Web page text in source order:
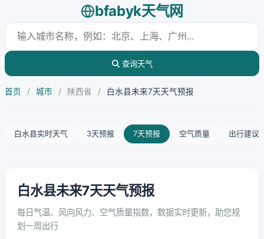
bfabyk天气网
查询天气
首页 / 城市 / 陕西省 / 白水县未来7天天气预报
白水县实时天气 3天预报 7天预报 空气质量 出行建议
白水县未来7天天气预报
每日气温、风向风力、空气质量指数，数据实时更新，助您规
划一周出行